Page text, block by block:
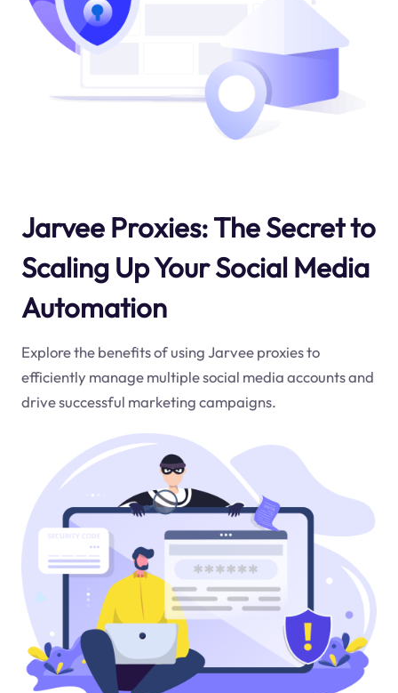
Jarvee Proxies: The Secret to
Scaling Up Your Social Media
Automation
Explore the benefits of using Jarvee proxies to
efficiently manage multiple social media accounts and
drive successful marketing campaigns.